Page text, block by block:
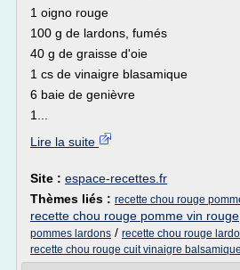
1 oigno rouge
100 g de lardons, fumés
40 g de graisse d'oie
1 cs de vinaigre blasamique
6 baie de genièvre
1...
Lire la suite
Site : espace-recettes.fr
Thèmes liés : recette chou rouge
recette chou rouge pomme vin rouge
pommes lardons / recette chou rouge
recette chou rouge cuit vinaigre balsamique